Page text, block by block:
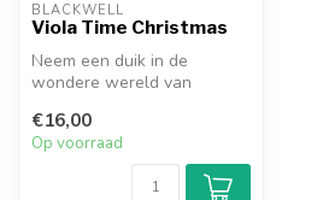
BLACKWELL
Viola Time Christmas
Neem een duik in de
wondere wereld van
relatief gemakkelij...
€16,00
Op voorraad